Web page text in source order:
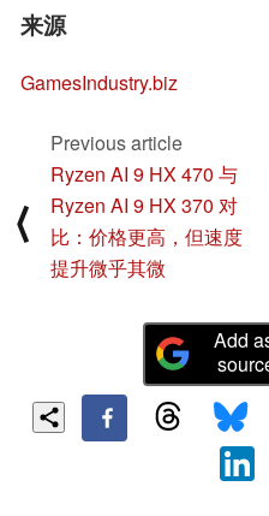
来源
GamesIndustry.biz
⟨
Previous article
Ryzen AI 9 HX 470 与
Ryzen AI 9 HX 370 对
比：价格更高，但速度
提升微乎其微
Add